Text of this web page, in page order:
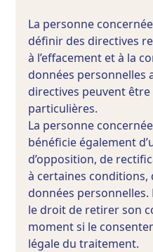
La personne
définir des directives
à l’effacement et à la
données personnelles
directives peuvent
particulières.
La personne
bénéficie également
d’opposition, de
à certaines conditions,
données
le droit de retirer son
moment si le
légale du traitement.